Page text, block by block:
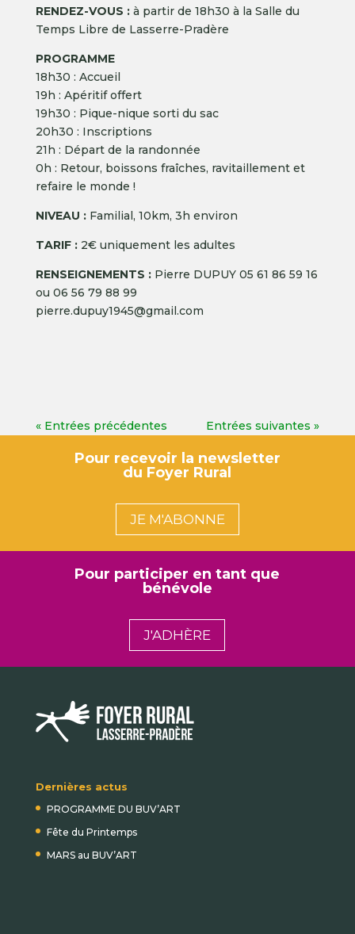
RENDEZ-VOUS : à partir de 18h30 à la Salle du
Temps Libre de Lasserre-Pradère
PROGRAMME
18h30 : Accueil
19h : Apéritif offert
19h30 : Pique-nique sorti du sac
20h30 : Inscriptions
21h : Départ de la randonnée
0h : Retour, boissons fraîches, ravitaillement et
refaire le monde !
NIVEAU : Familial, 10km, 3h environ
TARIF : 2€ uniquement les adultes
RENSEIGNEMENTS : Pierre DUPUY 05 61 86 59 16
ou 06 56 79 88 99
pierre.dupuy1945@gmail.com
« Entrées précédentes Entrées suivantes »
Pour recevoir la newsletter
du Foyer Rural
JE M'ABONNE
Pour participer en tant que
bénévole
J'ADHÈRE
Dernières actus
PROGRAMME DU BUV’ART
Fête du Printemps
MARS au BUV’ART